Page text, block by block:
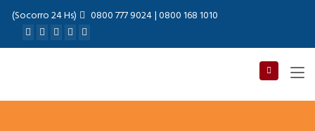
(Socorro 24 Hs) 0800 777 9024| 0800 168 1010